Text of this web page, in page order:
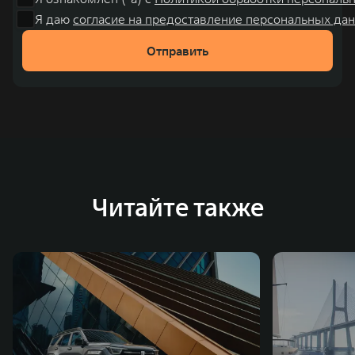
чем на 30% и составила 136,3 млрд юаней (1,6 трлн
рублей). С 1998 года Great Wall Motor занимает первое
место по объёмам продаж пикапов в Китае. На
зарубежных – в России, Таиланде, Бразилии и Индии, а
Я даю согласие на предоставление персональных
Отправить
Читайте также